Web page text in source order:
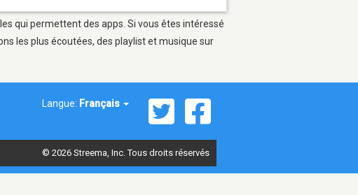
qui permettent des apps. Si vous êtes intéressé
les plus écoutées, des playlist et musique sur
Langue: Français
© 2026 Streema, Inc. Tous droits réservés